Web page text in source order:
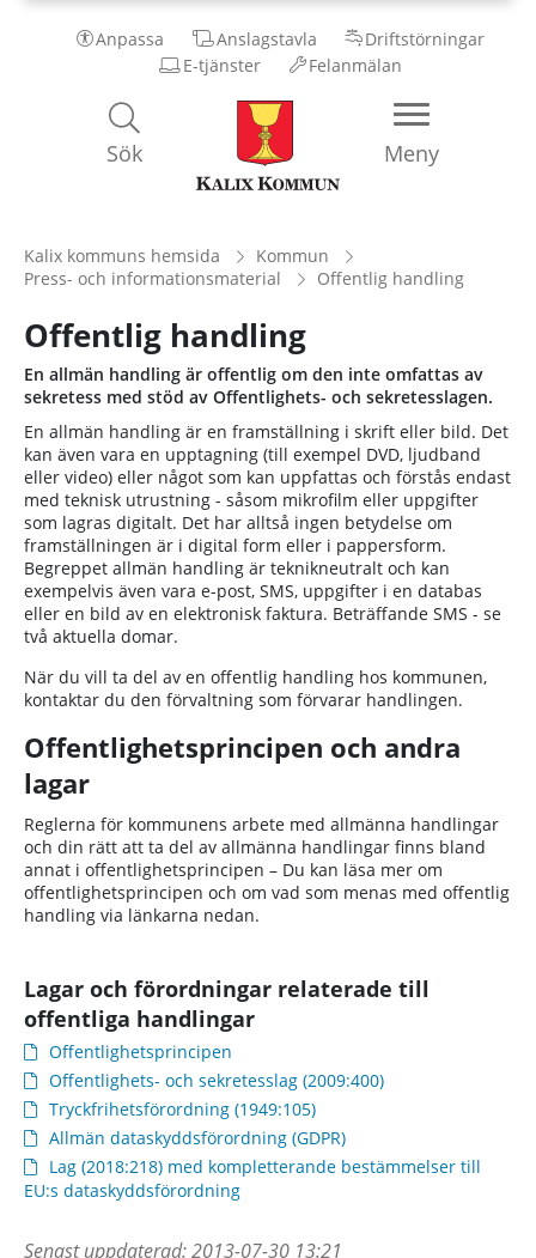
Anpassa Anslagstavla
Driftstörningar
E-tjänster
Felanmälan
Kalix
Kommun
Meny
Sök
Kalix kommuns hemsida
Kommun
Press- och informationsmaterial
Offentlig handling
Offentlig handling
En allmän handling är offentlig om den inte omfattas av
sekretess med stöd av Offentlighets- och sekretesslagen.
En allmän handling är en framställning i skrift eller bild. Det
kan även vara en upptagning (till exempel DVD, ljudband
eller video) eller något som kan uppfattas och förstås endast
med teknisk utrustning - såsom mikrofilm eller uppgifter
som lagras digitalt. Det har alltså ingen betydelse om
framställningen är i digital form eller i pappersform.
Begreppet allmän handling är teknikneutralt och kan
exempelvis även vara e-post, SMS, uppgifter i en databas
eller en bild av en elektronisk faktura. Beträffande SMS - se
två aktuella domar.
När du vill ta del av en offentlig handling hos kommunen,
kontaktar du den förvaltning som förvarar handlingen.
Offentlighetsprincipen och andra
lagar
Reglerna för kommunens arbete med allmänna handlingar
och din rätt att ta del av allmänna handlingar finns bland
annat i offentlighetsprincipen – Du kan läsa mer om
offentlighetsprincipen och om vad som menas med offentlig
handling via länkarna nedan.
Lagar och förordningar relaterade till
offentliga handlingar
Offentlighetsprincipen
Offentlighets- och sekretesslag (2009:400)
Tryckfrihetsförordning (1949:105)
Allmän dataskyddsförordning (GDPR)
Lag (2018:218) med kompletterande bestämmelser till
EU:s dataskyddsförordning
Senast uppdaterad:2013-07-30 13:21